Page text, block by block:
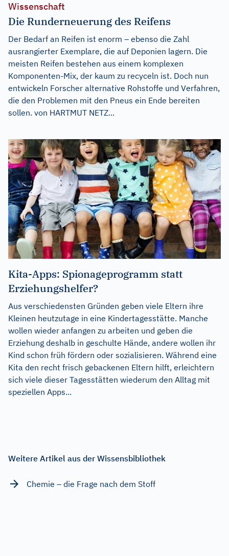
Wissenschaft
Die Runderneuerung des Reifens
Der Bedarf an Reifen ist enorm – ebenso die Zahl
ausrangierter Exemplare, die auf Deponien lagern. Die
meisten Reifen bestehen aus einem komplexen
Komponenten-Mix, der kaum zu recyceln ist. Doch nun
entwickeln Forscher alternative Rohstoffe und Verfahren,
die den Problemen mit den Pneus ein Ende bereiten
sollen. von HARTMUT NETZ...
Kita-Apps: Spionageprogramm statt
Erziehungshelfer?
Aus verschiedensten Gründen geben viele Eltern ihre
Kleinen heutzutage in eine Kindertagesstätte. Manche
wollen wieder anfangen zu arbeiten und geben die
Erziehung deshalb in geschulte Hände, andere wollen ihr
Kind schon früh fördern oder sozialisieren. Während eine
Kita den recht frisch gebackenen Eltern hilft, erleichtern
sich viele dieser Tagesstätten wiederum den Alltag mit
speziellen Apps...
Weitere Artikel aus der Wissensbibliothek
Chemie – die Frage nach dem Stoff